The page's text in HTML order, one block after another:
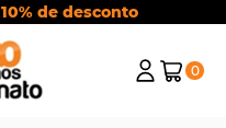
10% de desconto
0